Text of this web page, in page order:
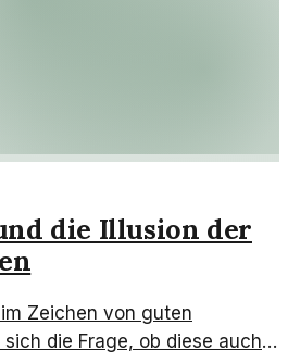
die Illusion der
Zeichen von guten
die Frage, ob diese auch